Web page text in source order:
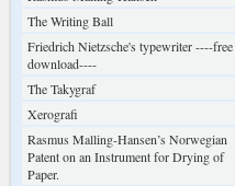
The Writing Ball
Friedrich Nietzsche's typewriter ----free
download----
The Takygraf
Xerografi
Rasmus Malling-Hansen’s Norwegian
Patent on an Instrument for Drying of
Paper.